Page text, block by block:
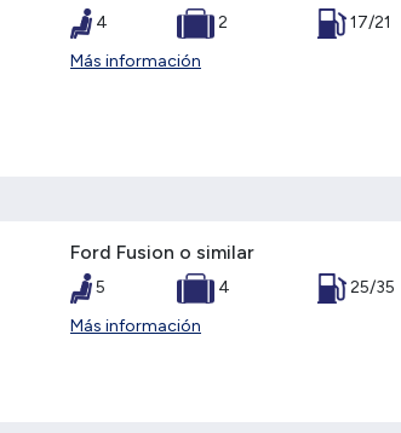
4 2
17/21
Más información
Ford Fusion o similar
5 4
25/35
Más información